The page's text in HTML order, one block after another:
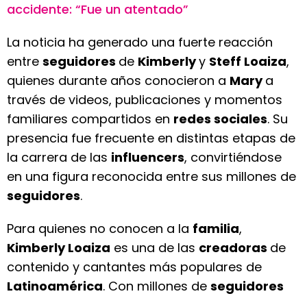
accidente: “Fue un atentado”
La noticia ha generado una fuerte reacción
entre seguidores de Kimberlyy Steff Loaiza,
quienes durante años conocieron a Marya
través de videos, publicaciones y momentos
familiares compartidos en redes sociales. Su
presencia fue frecuente en distintas etapas de
la carrera de las influencers, convirtiéndose
en una figura reconocida entre sus millones de
seguidores.
Para quienes no conocen a la familia,
Kimberly Loaiza es una de las creadoras de
contenido y cantantes más populares de
Latinoamérica. Con millones de seguidores